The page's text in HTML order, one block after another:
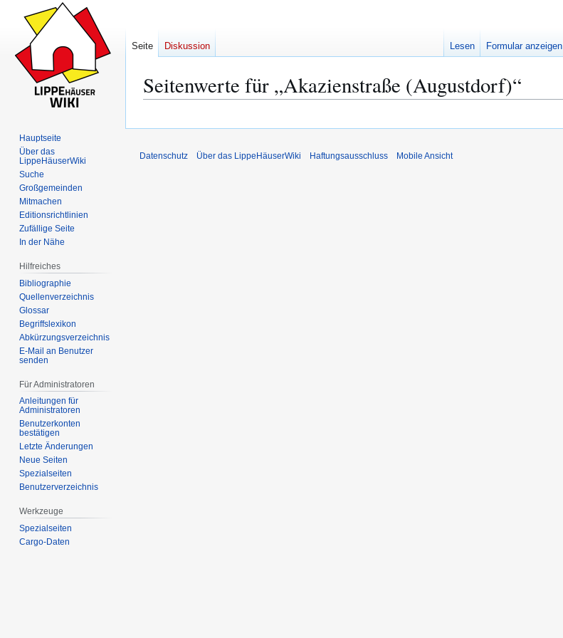
Seitenwerte für „Akazienstraße (Augustdorf)“
springen
springen
Seite Diskussion Lesen Formular anzeigen
Hauptseite
Über das
LippeHäuserWiki
Suche
Großgemeinden
Mitmachen
Editionsrichtlinien
Zufällige Seite
In der Nähe
Hilfreiches
Bibliographie
Quellenverzeichnis
Glossar
Begriffslexikon
Abkürzungsverzeichnis
E-Mail an Benutzer
senden
Für Administratoren
Anleitungen für
Administratoren
Benutzerkonten
bestätigen
Letzte Änderungen
Neue Seiten
Spezialseiten
Benutzerverzeichnis
Werkzeuge
Spezialseiten
Cargo-Daten
Datenschutz Über das LippeHäuserWiki Haftungsausschluss Mobile Ansicht